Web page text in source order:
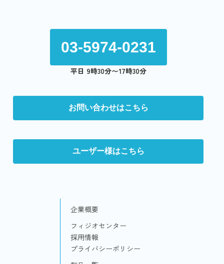
03-5974-0231
平日 9時30分〜17時30分
お問い合わせはこちら
ユーザー様はこちら
企業概要
フィジオセンター
採用情報
プライバシーポリシー